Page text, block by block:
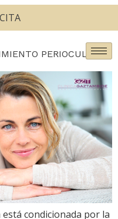
PERIOCULAR
condicionada por la